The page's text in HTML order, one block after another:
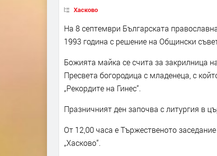
Хасково
На 8 септември Българската
1993 година с решение на Общински
Божията майка се счита за закрилница
Пресвета богородица с младенеца, с
„Рекордите на Гинес“.
Празничният ден започва с литургия в
От 12,00 часа е Тържественото
„Хасково“.